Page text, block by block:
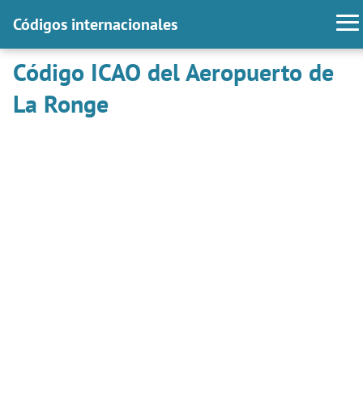
Códigos internacionales
Código ICAO del Aeropuerto de
La Ronge